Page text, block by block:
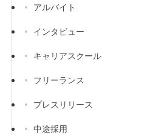
アルバイト
インタビュー
キャリアスクール
フリーランス
プレスリリース
中途採用